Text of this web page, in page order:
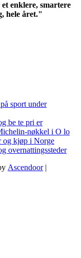
enklere, smartere
hele året."
sport under
be te pri er
nøkkel i O lo
og kjøp i Norge
overnattingssteder
Ascendoor|